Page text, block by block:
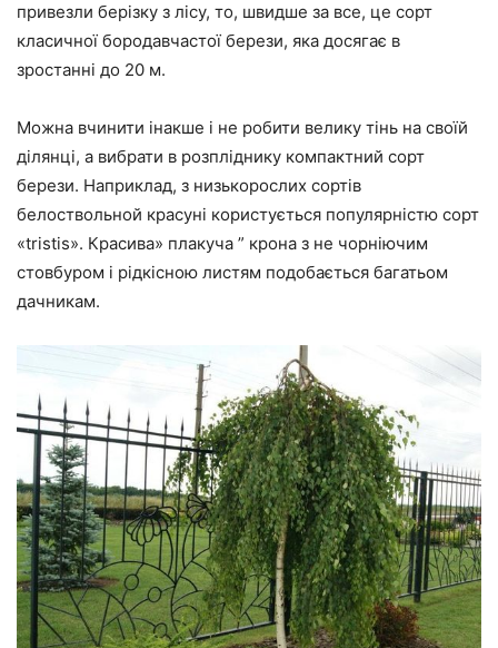
привезли берізку з лісу, то, швидше за все, це сорт
класичної бородавчастої берези, яка досягає в
зростанні до 20 м.
Можна вчинити інакше і не робити велику тінь на своїй
ділянці, а вибрати в розпліднику компактний сорт
берези. Наприклад, з низькорослих сортів
белоствольной красуні користується популярністю сорт
«tristis». Красива» плакуча ” крона з не чорніючим
стовбуром і рідкісною листям подобається багатьом
дачникам.